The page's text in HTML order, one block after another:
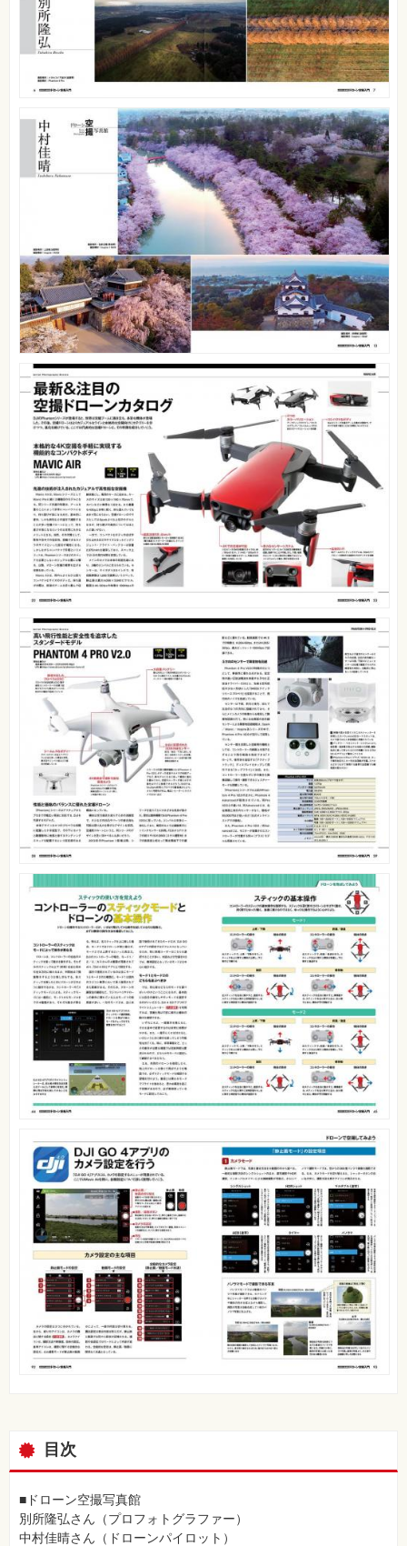
目次
■ドローン空撮写真館
別所隆弘さん（プロフォトグラファー）
中村佳晴さん（ドローンパイロット）